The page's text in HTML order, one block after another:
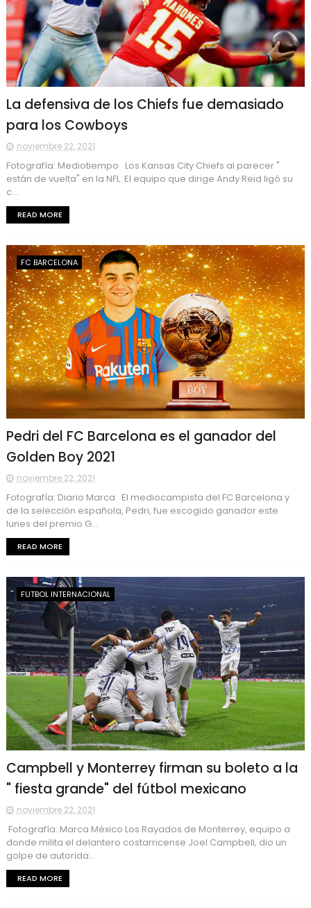
La defensiva de los Chiefs fue demasiado
para los Cowboys
noviembre 22, 2021
Fotografía: Mediotiempo Los Kansas City Chiefs al parecer "
están de vuelta" en la NFL. El equipo que dirige Andy Reid ligó su
c...
READ MORE
FC BARCELONA
Pedri del FC Barcelona es el ganador del
Golden Boy 2021
noviembre 22, 2021
Fotografía: Diario Marca El mediocampista del FC Barcelona y
de la selección española, Pedri, fue escogido ganador este
lunes del premio G...
READ MORE
FUTBOL INTERNACIONAL
Campbell y Monterrey firman su boleto a la
" fiesta grande" del fútbol mexicano
noviembre 22, 2021
Fotografía: Marca México Los Rayados de Monterrey, equipo a
donde milita el delantero costarricense Joel Campbell, dio un
golpe de autorida...
READ MORE